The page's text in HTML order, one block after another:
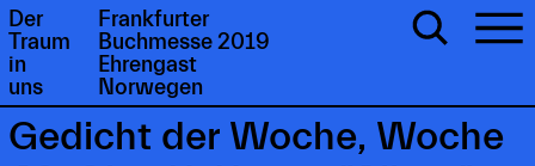
Der
Traum
in
uns
Frankfurter
Buchmesse 2019
Ehrengast
Norwegen
Gedicht der Woche, Woche